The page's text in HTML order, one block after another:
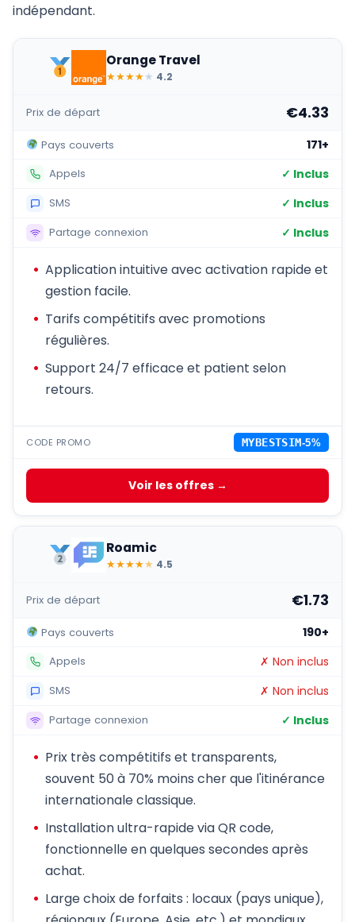
indépendant.
Orange Travel
★★★★★ 4.2
Prix de départ €4.33
Pays couverts 171+
Appels ✓ Inclus
SMS ✓ Inclus
Partage connexion ✓ Inclus
Application intuitive avec activation rapide et
gestion facile.
Tarifs compétitifs avec promotions
régulières.
Support 24/7 efficace et patient selon
retours.
CODE PROMO MYBESTSIM-5%
Voir les offres →
Roamic
★★★★★ 4.5
Prix de départ €1.73
Pays couverts 190+
Appels ✗ Non inclus
SMS ✗ Non inclus
Partage connexion ✓ Inclus
Prix très compétitifs et transparents,
souvent 50 à 70% moins cher que l'itinérance
internationale classique.
Installation ultra-rapide via QR code,
fonctionnelle en quelques secondes après
achat.
Large choix de forfaits : locaux (pays unique),